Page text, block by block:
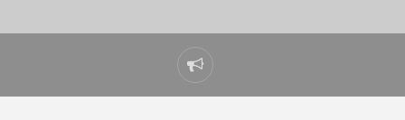
Prijavi
problem